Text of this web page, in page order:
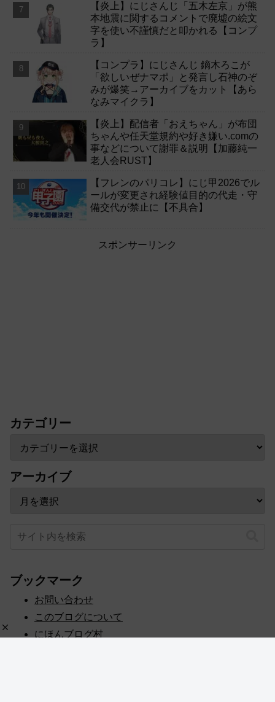
【炎上】にじさんじ「五木左京」が熊
本地震に関するコメントで廃墟の絵文
字を使い不謹慎だと叩かれる【コンプ
ラ】
【コンプラ】にじさんじ 鏑木ろこが
「欲しいぜナマポ」と発言し石神のぞ
みが爆笑→アーカイブをカット【あら
なみマイクラ】
【炎上】配信者「おえちゃん」が布団
ちゃんや任天堂規約や好き嫌い.comの
事などについて謝罪＆説明【加藤純一
老人会RUST】
【フレンのパリコレ】にじ甲2026でル
ールが変更され経験値目的の代走・守
備交代が禁止に【不具合】
スポンサーリンク
カテゴリー
アーカイブ
ブックマーク
お問い合わせ
このブログについて
にほんブログ村